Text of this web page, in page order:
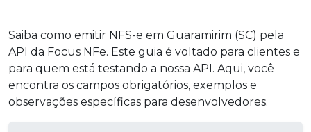
Saiba como emitir NFS-e em Guaramirim (SC) pela
API da Focus NFe. Este guia é voltado para clientes e
para quem está testando a nossa API. Aqui, você
encontra os campos obrigatórios, exemplos e
observações específicas para desenvolvedores.